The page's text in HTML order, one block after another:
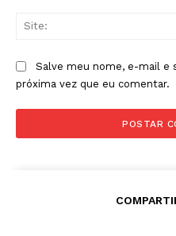
Salve meu nome, e-mail e
próxima vez que eu comentar.